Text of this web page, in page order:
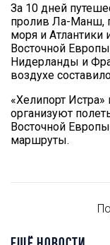
За 10 дней
пролив Ла-Манш,
моря и Атлантики
Восточной
Нидерланды и
воздухе
«Хелипорт
организуют
Восточной
маршруты.